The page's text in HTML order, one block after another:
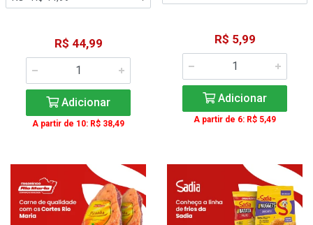
R$ 44,99
Adicionar
A partir de 10: R$ 38,49
R$ 5,99
Adicionar
A partir de 6: R$ 5,49